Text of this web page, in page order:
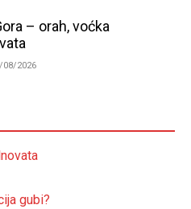
– orah, voćka
08/2026
gubi?